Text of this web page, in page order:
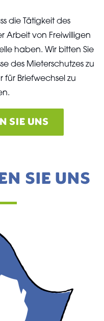
die Tätigkeit des
Arbeit von Freiwilligen
haben. Wir bitten Sie
des Mieterschutzes zu
für Briefwechsel zu
SIE UNS
SIE UNS